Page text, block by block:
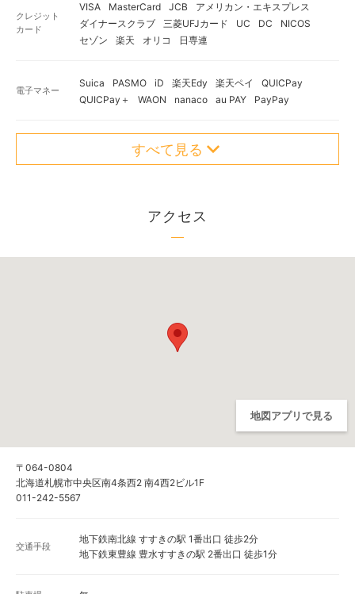
クレジット
カード
VISA MasterCard JCB
アメリカン・エキスプレス
ダイナースクラブ
三菱UFJカード UC DC
NICOS
セゾン
楽天 オリコ 日専連
電子マネー
Suica PASMO iD 楽天Edy 楽天ペイ
QUICPay
QUICPay＋
WAON nanaco au PAY PayPay
すべて見る
アクセス
地図アプリで見る
〒064-0804
北海道札幌市中央区南4条西2 南4西2ビル1F
011-242-5567
交通手段
地下鉄南北線 すすきの駅 1番出口 徒歩2分
地下鉄東豊線 豊水すすきの駅 2番出口 徒歩1分